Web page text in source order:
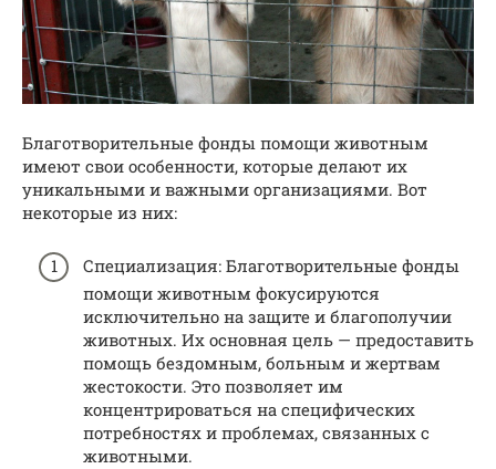
Благотворительные фонды помощи животным
имеют свои особенности, которые делают их
уникальными и важными организациями. Вот
некоторые из них:
Специализация: Благотворительные фонды
помощи животным фокусируются
исключительно на защите и благополучии
животных. Их основная цель — предоставить
помощь бездомным, больным и жертвам
жестокости. Это позволяет им
концентрироваться на специфических
потребностях и проблемах, связанных с
животными.